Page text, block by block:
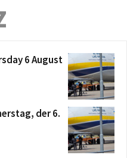
6 August
der 6.